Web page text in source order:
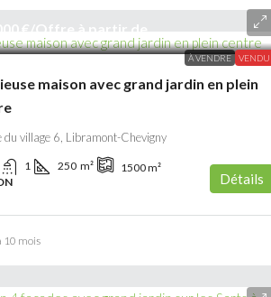
À VENDRE VENDU
€/Offre à partir de
maison avec grand jardin en plein
du village 6, Libramont-Chevigny
1 250 m² 1500m²
Détails
10 mois